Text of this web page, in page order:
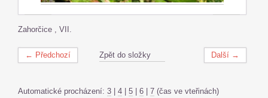
Zahorčice , VII.
← Předchozí Další →
Zpět do složky
Automatické procházení: 3 4 5 6 7 (čas ve vteřinách)